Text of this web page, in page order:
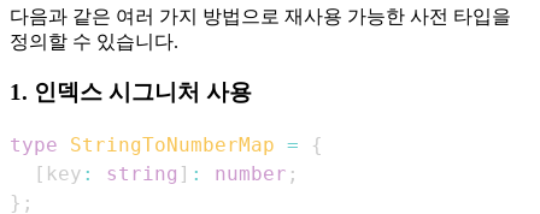
다음과 같은 여러 가지 방법으로 재사용 가능한 사전 타입을
정의할 수 있습니다.
1. 인덱스 시그니처 사용
type StringToNumberMap =
{
[ key : string ] : number ;
} ;